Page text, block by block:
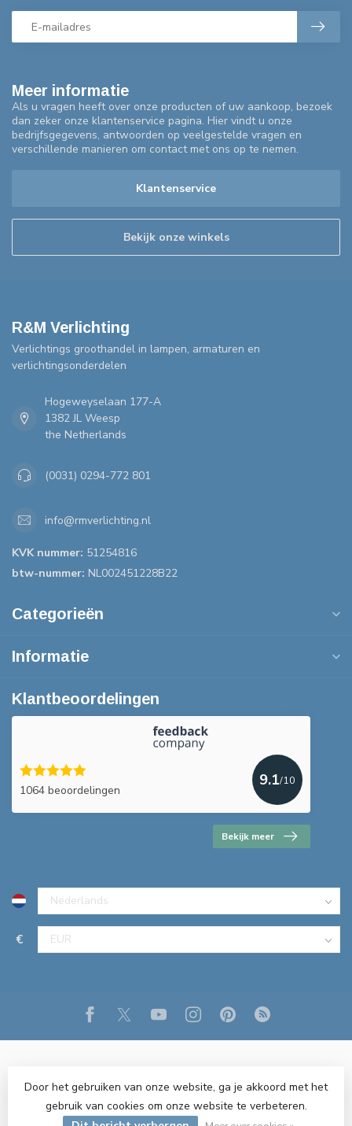
Meer informatie
Als u vragen heeft over onze producten of uw aankoop, bezoek
dan zeker onze klantenservice pagina. Hier vindt u onze
bedrijfsgegevens, antwoorden op veelgestelde vragen en
verschillende manieren om contact met ons op te nemen.
Klantenservice
Bekijk onze winkels
R&M Verlichting
Verlichtings groothandel in lampen, armaturen en
verlichtingsonderdelen
Hogeweyselaan 177-A
1382 JL Weesp
the Netherlands
(0031) 0294-772 801
info@rmverlichting.nl
KVK nummer: 51254816
btw-nummer: NL002451228B22
Categorieën
Informatie
Klantbeoordelingen
1064 beoordelingen
9.1/10
Bekijk meer
€
© Copyright 2026 R&M Verlichting - Powered byLightspeed
Door het gebruiken van onze website, ga je akkoord met het
gebruik van cookies om onze website te verbeteren.